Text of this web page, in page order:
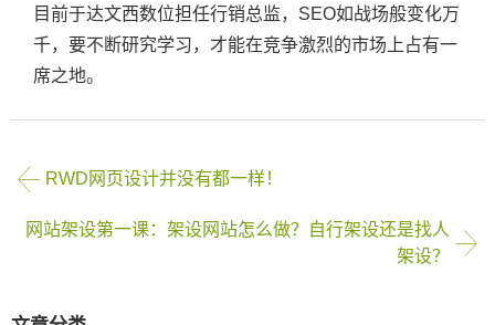
目前于达文西数位担任行销总监，SEO如战场般变化万
千，要不断研究学习，才能在竞争激烈的市场上占有一
席之地。
RWD网页设计并没有都一样！
网站架设第一课：架设网站怎么做？自行架设还是找人
架设？